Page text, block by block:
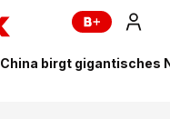
China birgt gigantisches